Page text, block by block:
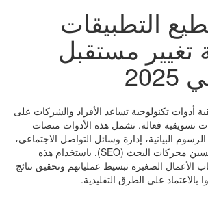
التطبيقات
تغيير مستقبل
أدوات تكنولوجية تساعد الأفراد والشركات على
تسويقية فعالة. تشمل هذه الأدوات منصات
البيانية، إدارة وسائل التواصل الاجتماعي،
وتحديد استراتيجيات تحسين محركات البحث (SEO). باستخدام هذه
الأعمال الصغيرة تبسيط عملياتهم وتحقيق نتائج
بالاعتماد على الطرق التقليدية.